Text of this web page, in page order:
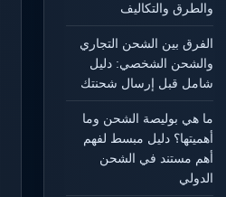
والطرق والتكاليف
الفرق بين الشحن التجاري
والشحن الشخصي: دليل
شامل قبل إرسال شحنتك
ما هي بوليصة الشحن وما
أهميتها؟ دليل مبسط لفهم
أهم مستند في الشحن
الدولي